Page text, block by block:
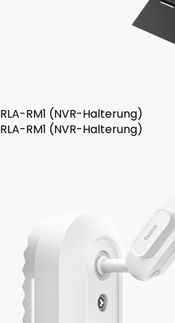
RLA-RM1 (NVR-Halterung)
RLA-RM1 (NVR-Halterung)